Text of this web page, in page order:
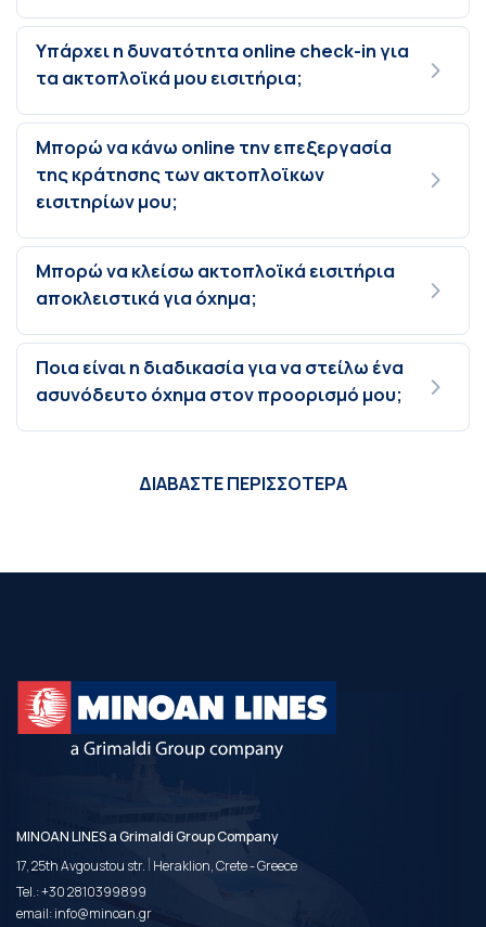
Υπάρχει η δυνατότητα online check-in για
τα ακτοπλοϊκά μου εισιτήρια;
Μπορώ να κάνω online την επεξεργασία
της κράτησης των ακτοπλοϊκων
εισιτηρίων μου;
Μπορώ να κλείσω ακτοπλοϊκά εισιτήρια
αποκλειστικά για όχημα;
Ποια είναι η διαδικασία για να στείλω ένα
ασυνόδευτο όχημα στον προορισμό μου;
ΔΙΑΒΑΣΤΕ ΠΕΡΙΣΣΟΤΕΡΑ
MINOAN LINES a Grimaldi Group Company
17, 25th Avgoustou str. | Heraklion, Crete - Greece
Tel.:+30 2810399899
email:info@minoan.gr